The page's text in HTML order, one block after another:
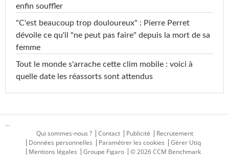
enfin souffler
"C'est beaucoup trop douloureux" : Pierre Perret
dévoile ce qu'il "ne peut pas faire" depuis la mort de sa
femme
Tout le monde s'arrache cette clim mobile : voici à
quelle date les réassorts sont attendus
...
Qui sommes-nous ?
Contact Publicité
Recrutement
Données personnelles
Paramétrer les cookies
Gérer Utiq
Mentions légales
Groupe Figaro © 2026 CCM Benchmark